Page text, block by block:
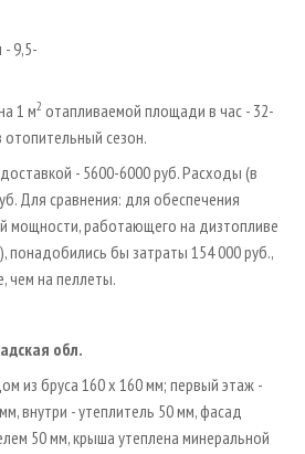
9,5-
1 м2 отапливаемой площади в час - 32-
отопительный сезон.
- 5600-6000 руб. Расходы (в
Для сравнения: для обеспечения
мощности, работающего на дизтопливе
понадобились бы затраты 154 000 руб.,
чем на пеллеты.
обл.
из бруса 160 х 160 мм; первый этаж -
внутри - утеплитель 50 мм, фасад
50 мм, крыша утеплена минеральной